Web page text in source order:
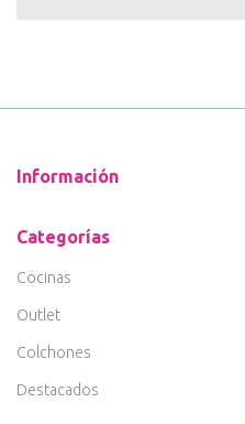
Información
Categorías
Cocinas
Outlet
Colchones
Destacados